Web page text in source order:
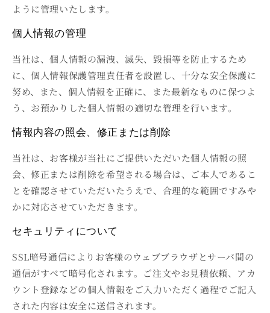
ように管理いたします。
個人情報の管理
当社は、個人情報の漏洩、滅失、毀損等を防止するため
に、個人情報保護管理責任者を設置し、十分な安全保護に
努め、また、個人情報を正確に、また最新なものに保つよ
う、お預かりした個人情報の適切な管理を行います。
情報内容の照会、修正または削除
当社は、お客様が当社にご提供いただいた個人情報の照
会、修正または削除を希望される場合は、ご本人であるこ
とを確認させていただいたうえで、合理的な範囲ですみや
かに対応させていただきます。
セキュリティについて
SSL暗号通信によりお客様のウェブブラウザとサーバ間の
通信がすべて暗号化されます。ご注文やお見積依頼、アカ
ウント登録などの個人情報をご入力いただく過程でご記入
された内容は安全に送信されます。